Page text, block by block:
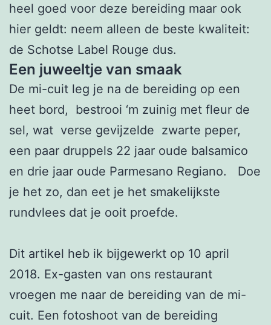
heel goed voor deze bereiding maar ook
hier geldt: neem alleen de beste kwaliteit:
de Schotse Label Rouge dus.
Een juweeltje van smaak
De mi-cuit leg je na de bereiding op een
heet bord, bestrooi ‘m zuinig met fleur de
sel, wat verse gevijzelde zwarte peper,
een paar druppels 22 jaar oude balsamico
en drie jaar oude Parmesano Regiano. Doe
je het zo, dan eet je het smakelijkste
rundvlees dat je ooit proefde.
Dit artikel heb ik bijgewerkt op 10 april
2018. Ex-gasten van ons restaurant
vroegen me naar de bereiding van de mi-
cuit. Een fotoshoot van de bereiding